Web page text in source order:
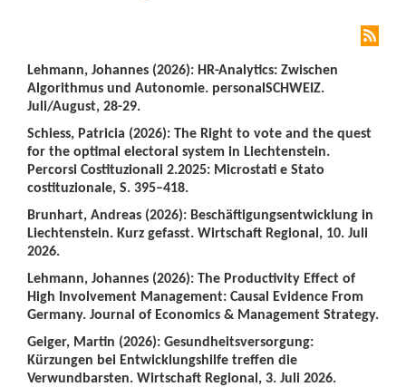
Lehmann, Johannes (2026): HR-Analytics: Zwischen
Algorithmus und Autonomie. personalSCHWEIZ.
Juli/August, 28-29.
Schiess, Patricia (2026): The Right to vote and the quest
for the optimal electoral system in Liechtenstein.
Percorsi Costituzionali 2.2025: Microstati e Stato
costituzionale, S. 395–418.
Brunhart, Andreas (2026): Beschäftigungsentwicklung in
Liechtenstein. Kurz gefasst. Wirtschaft Regional, 10. Juli
2026.
Lehmann, Johannes (2026): The Productivity Effect of
High Involvement Management: Causal Evidence From
Germany. Journal of Economics & Management Strategy.
Geiger, Martin (2026): Gesundheitsversorgung:
Kürzungen bei Entwicklungshilfe treffen die
Verwundbarsten. Wirtschaft Regional, 3. Juli 2026.